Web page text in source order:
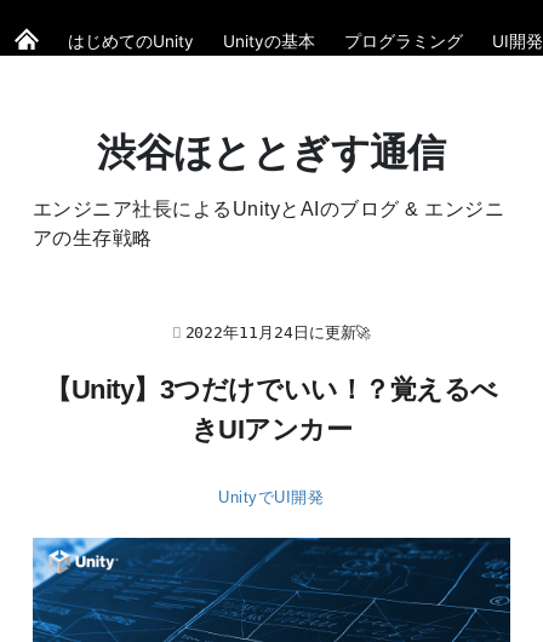
はじめてのUnity Unityの基本 プログラミング UI開発
渋谷ほととぎす通信
エンジニア社長によるUnityとAIのブログ & エンジニ
アの生存戦略
2022年11月24日に更新🚀
【Unity】3つだけでいい！？覚えるべ
きUIアンカー
UnityでUI開発